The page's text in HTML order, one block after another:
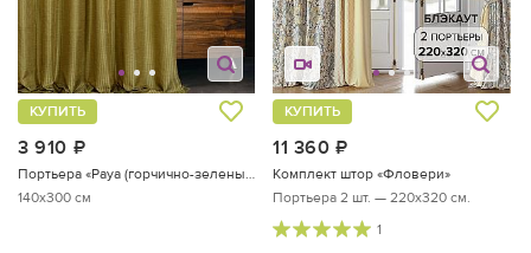
3 910
КУПИТЬ
Портьера «Рауа (горчично-зеленый)»
140x300 см
11 360
КУПИТЬ
Комплект штор «Фловери»
Портьера 2 шт. — 220х320 см.
1